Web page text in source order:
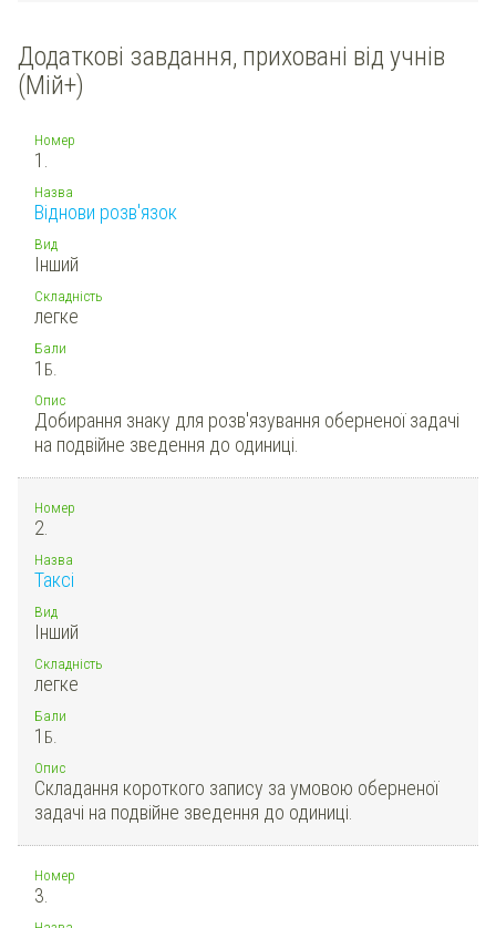
Додаткові завдання, приховані від учнів
(Мій+)
Номер
1.
Назва
Віднови розв'язок
Вид
Інший
Складність
легке
Бали
1 Б.
Опис
Добирання знаку для розв'язування оберненої задачі
на подвійне зведення до одиниці.
Номер
2.
Назва
Таксі
Вид
Інший
Складність
легке
Бали
1 Б.
Опис
Складання короткого запису за умовою оберненої
задачі на подвійне зведення до одиниці.
Номер
3.